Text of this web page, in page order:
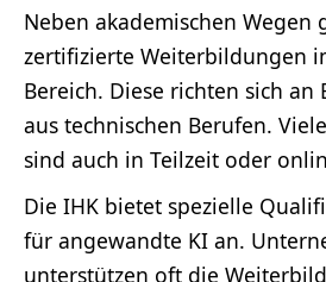
Neben akademischen Wegen
zertifizierte Weiterbildungen
Bereich. Diese richten sich an
aus technischen Berufen.
sind auch in Teilzeit oder
Die IHK bietet spezielle
für angewandte KI an.
unterstützen oft die